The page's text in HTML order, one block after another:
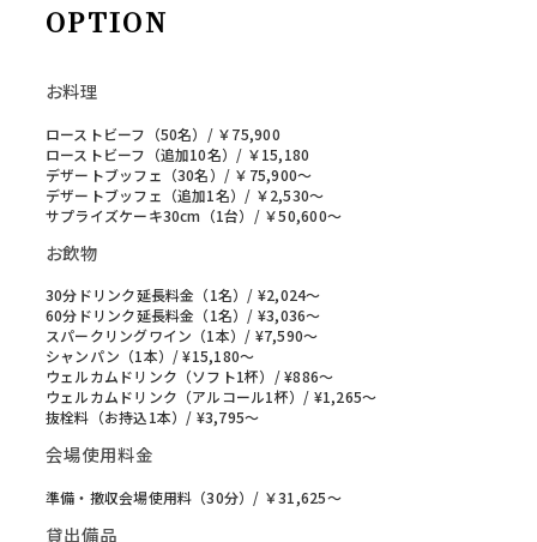
OPTION
お料理
ローストビーフ（50名）/ ￥75,900
ローストビーフ（追加10名）/ ￥15,180
デザートブッフェ（30名）/ ￥75,900〜
デザートブッフェ（追加1名）/ ￥2,530〜
サプライズケーキ30cm（1台）/ ￥50,600〜
お飲物
30分ドリンク延長料金（1名）/ ¥2,024〜
60分ドリンク延長料金（1名）/ ¥3,036〜
スパークリングワイン（1本）/ ¥7,590〜
シャンパン（1本）/ ¥15,180〜
ウェルカムドリンク（ソフト1杯）/ ¥886～
ウェルカムドリンク（アルコール1杯）/ ¥1,265～
抜栓料（お持込1本）/ ¥3,795〜
会場使用料金
準備・撤収会場使用料（30分）/ ￥31,625〜
貸出備品